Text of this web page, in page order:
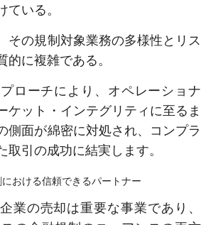
いる。
その規制対象業務の多様性とリス
に複雑である。
ローチにより、オペレーショナ
ケット・インテグリティに至るま
側面が綿密に対処され、コンプラ
引の成功に結実します。
おける信頼できるパートナー
業の売却は重要な事業であり、